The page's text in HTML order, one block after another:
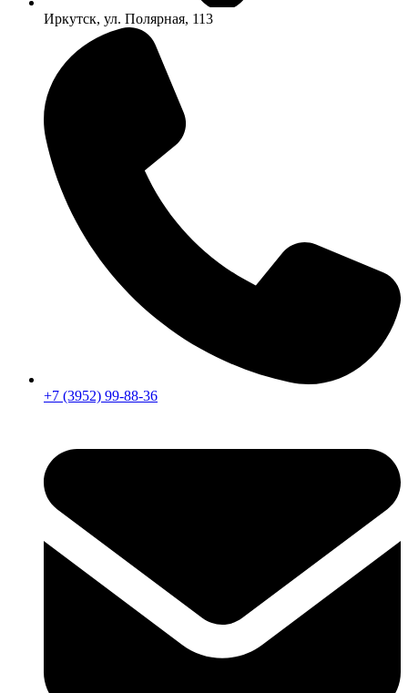
Иркутск, ул. Полярная, 113
+7 (3952) 99-88-36